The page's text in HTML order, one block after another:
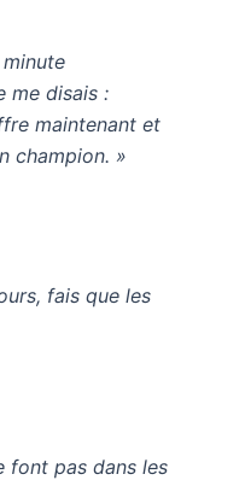
me disais :
maintenant et
champion. »
fais que les
font pas dans les